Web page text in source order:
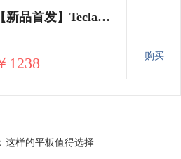
【新品首发】Teclast/台电M16十核三合一11.6英寸全网通4G手机平板4G+128G安卓吃鸡 官方标配+皮套
1238 购买